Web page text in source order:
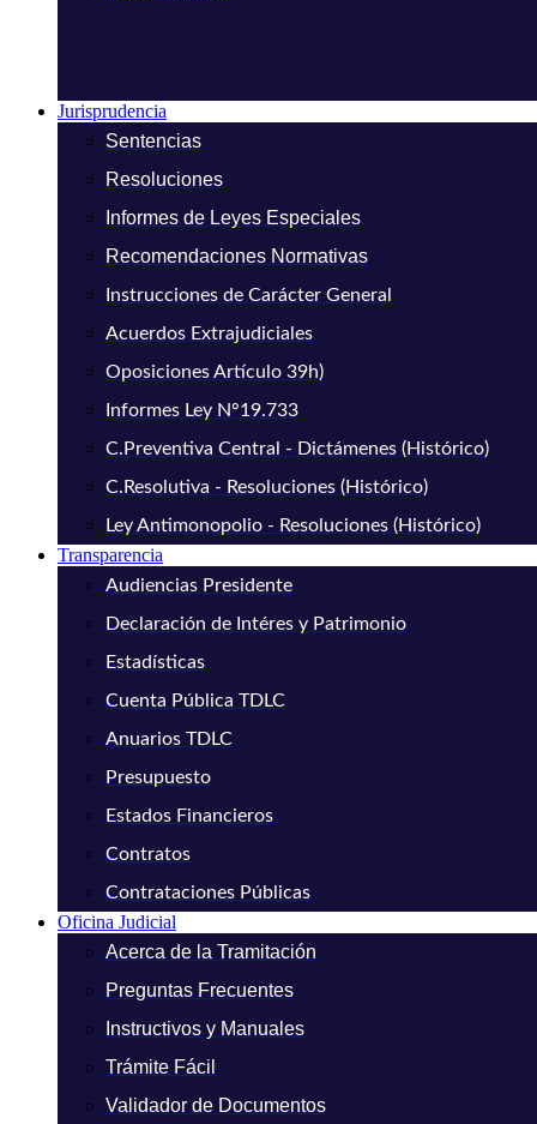
Jurisprudencia
Sentencias
Resoluciones
Informes de Leyes Especiales
Recomendaciones Normativas
Instrucciones de Carácter General
Acuerdos Extrajudiciales
Oposiciones Artículo 39h)
Informes Ley N°19.733
C.Preventiva Central - Dictámenes (Histórico)
C.Resolutiva - Resoluciones (Histórico)
Ley Antimonopolio - Resoluciones (Histórico)
Transparencia
Audiencias Presidente
Declaración de Intéres y Patrimonio
Estadísticas
Cuenta Pública TDLC
Anuarios TDLC
Presupuesto
Estados Financieros
Contratos
Contrataciones Públicas
Oficina Judicial
Acerca de la Tramitación
Preguntas Frecuentes
Instructivos y Manuales
Trámite Fácil
Validador de Documentos